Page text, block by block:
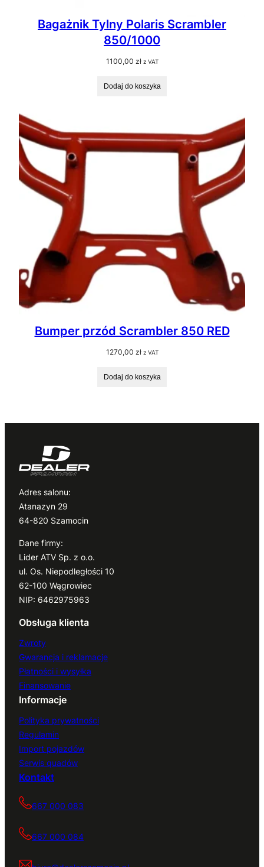
Bagażnik Tylny Polaris Scrambler
850/1000
1100,00 zł z VAT
Dodaj do koszyka
Bumper przód Scrambler 850 RED
1270,00 zł z VAT
Dodaj do koszyka
Adres salonu:
Atanazyn 29
64-820 Szamocin
Dane firmy:
Lider ATV Sp. z o.o.
ul. Os. Niepodległości 10
62-100 Wągrowiec
NIP: 6462975963
Obsługa klienta
Zwroty
Gwarancja i reklamacje
Płatności i wysyłka
Finansowanie
Informacje
Polityka prywatności
Regulamin
Import pojazdów
Serwis quadów
Kontakt
667 000 083
667 000 084